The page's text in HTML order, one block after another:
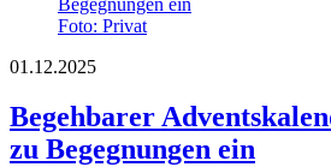
Foto: Privat
01.12.2025
Begehbarer
zu Begegnungen ein